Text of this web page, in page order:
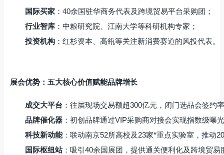
国际买家 ：40余国驻华商务代表及跨境贸易平台采购团；
行业智库 ：中粮研究院、江南大学等科研机构专家；
投资机构 ：红杉资本、高瓴等关注新消费赛道的风投代表。
展会优势：五大核心价值赋能品牌增长
成交大平台 ：往届现场交易额超300亿元，闭门选品会签约
品牌催化器 ：初创品牌通过VIP采购商对接会实现指数级曝
科技新动能：联动南京52所高校及23家*重点实验室，推动
国际枢纽站：吸引40余国展团，提供通关便利化及跨境贸易